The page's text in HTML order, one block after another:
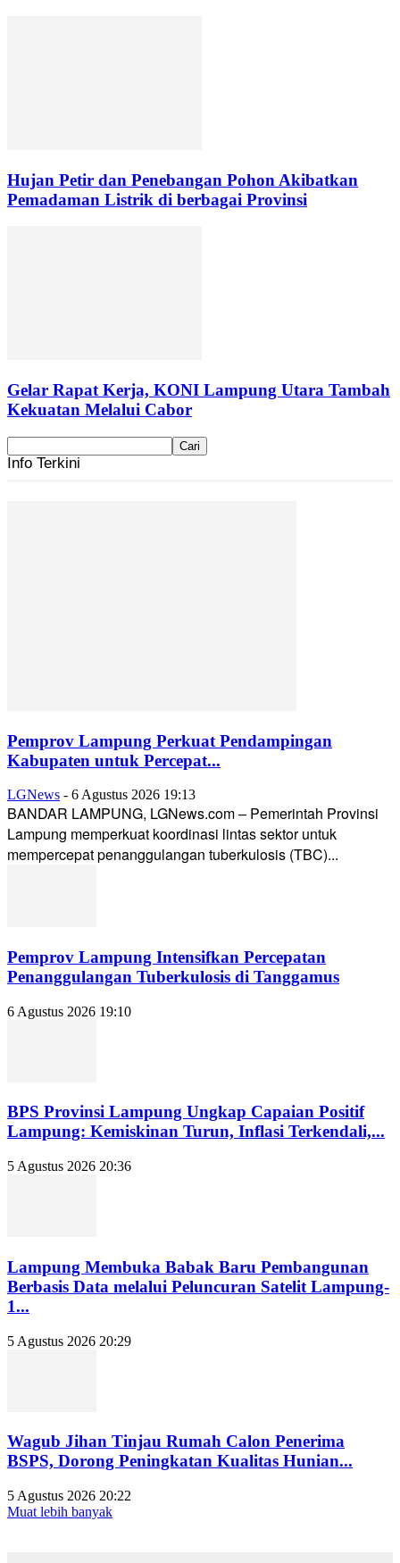
Hujan Petir dan Penebangan Pohon Akibatkan
Pemadaman Listrik di berbagai Provinsi
Gelar Rapat Kerja, KONI Lampung Utara Tambah
Kekuatan Melalui Cabor
Info Terkini
Pemprov Lampung Perkuat Pendampingan
Kabupaten untuk Percepat...
LGNews - 6 Agustus 2026 19:13
BANDAR LAMPUNG, LGNews.com – Pemerintah Provinsi
Lampung memperkuat koordinasi lintas sektor untuk
mempercepat penanggulangan tuberkulosis (TBC)...
Pemprov Lampung Intensifkan Percepatan
Penanggulangan Tuberkulosis di Tanggamus
6 Agustus 2026 19:10
BPS Provinsi Lampung Ungkap Capaian Positif
Lampung: Kemiskinan Turun, Inflasi Terkendali,...
5 Agustus 2026 20:36
Lampung Membuka Babak Baru Pembangunan
Berbasis Data melalui Peluncuran Satelit Lampung-
1...
5 Agustus 2026 20:29
Wagub Jihan Tinjau Rumah Calon Penerima
BSPS, Dorong Peningkatan Kualitas Hunian...
5 Agustus 2026 20:22
Muat lebih banyak